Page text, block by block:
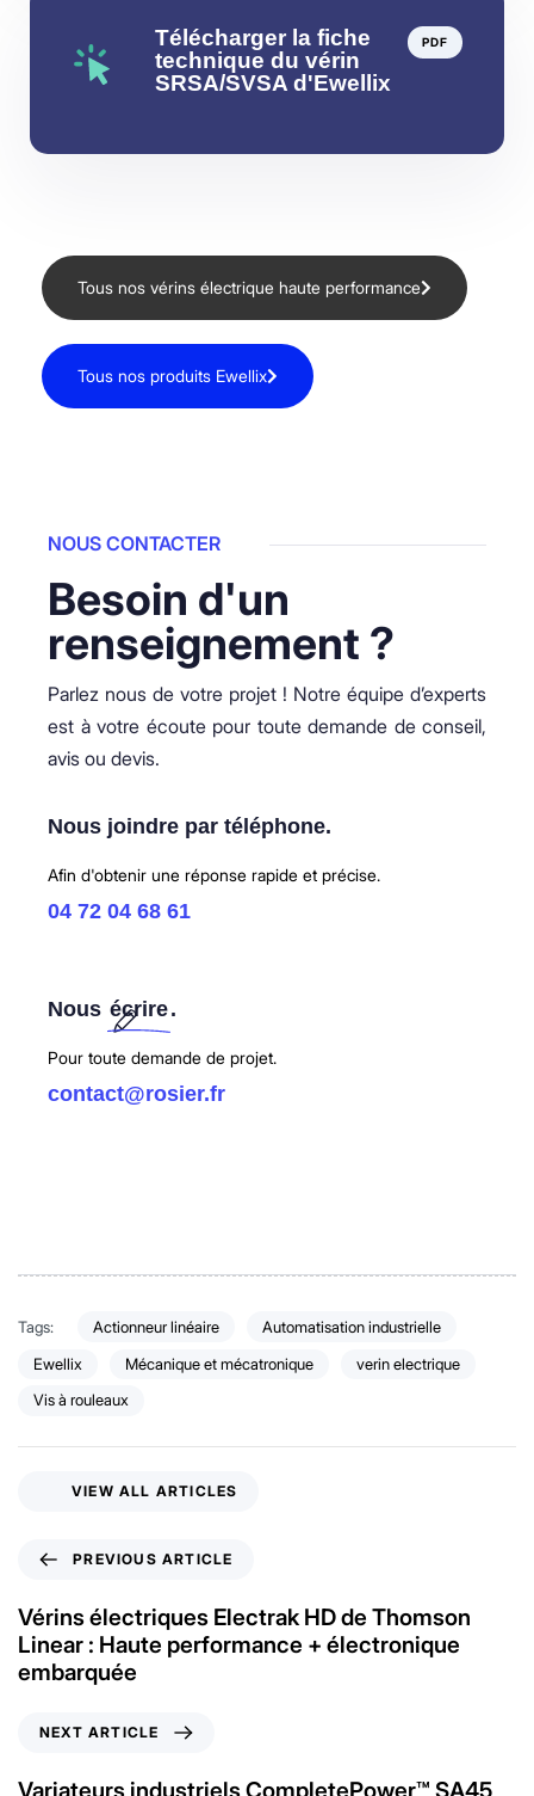
PDF
Télécharger la fiche
technique du vérin
SRSA/SVSA d'Ewellix
Tous nos vérins électrique haute performance
Tous nos produits Ewellix
NOUS CONTACTER
Besoin d'un
renseignement ?
Parlez nous de votre projet ! Notre équipe d’experts
est à votre écoute pour toute demande de conseil,
avis ou devis.
Nous joindre par téléphone.
Afin d'obtenir une réponse rapide et précise.
04 72 04 68 61
Nous écrire.
Pour toute demande de projet.
contact@rosier.fr
Tags: Actionneur linéaire
Automatisation industrielle
Ewellix
Mécanique et mécatronique
verin electrique
Vis à rouleaux
PREVIOUS ARTICLE
Vérins électriques Electrak HD de Thomson
Linear : Haute performance + électronique
embarquée
VIEW ALL ARTICLES
NEXT ARTICLE